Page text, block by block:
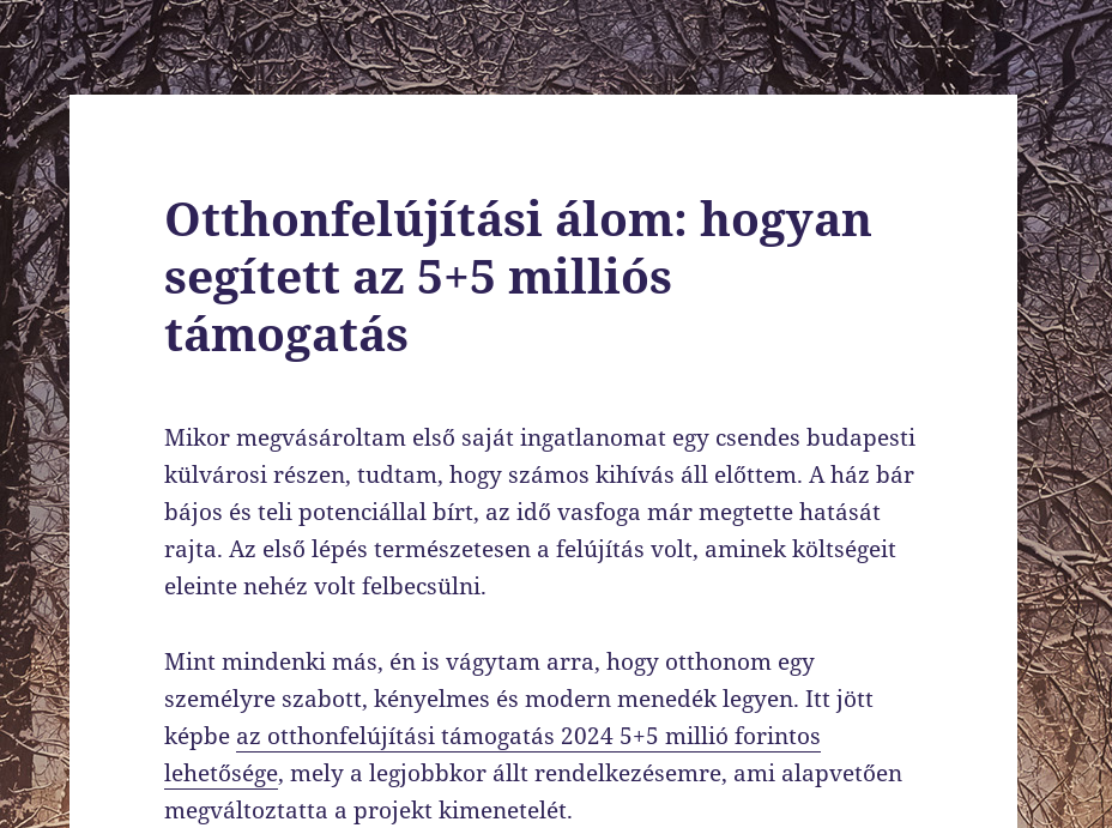
Otthonfelújítási álom: hogyan
segített az 5+5 milliós
támogatás
Mikor megvásároltam első saját ingatlanomat egy csendes budapesti
külvárosi részen, tudtam, hogy számos kihívás áll előttem. A ház bár
bájos és teli potenciállal bírt, az idő vasfoga már megtette hatását
rajta. Az első lépés természetesen a felújítás volt, aminek költségeit
eleinte nehéz volt felbecsülni.
Mint mindenki más, én is vágytam arra, hogy otthonom egy
személyre szabott, kényelmes és modern menedék legyen. Itt jött
képbe az otthonfelújítási támogatás 2024 5+5 millió forintos
lehetősége, mely a legjobbkor állt rendelkezésemre, ami alapvetően
megváltoztatta a projekt kimenetelét.